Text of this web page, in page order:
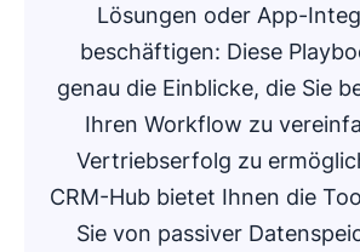
Lösungen oder App-
beschäftigen: Diese
genau die Einblicke, die Sie
Ihren Workflow zu
Vertriebserfolg zu
CRM-Hub bietet Ihnen die
Sie von passiver